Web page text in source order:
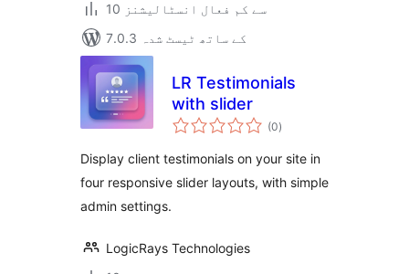
10 سے کم فعال انسٹالیشنز
7.0.3 کے ساتھ ٹیسٹ شدہ
LR Testimonials
with slider
(0مجموعی
درجہ
)
Display client testimonials on your site in
four responsive slider layouts, with simple
admin settings.
LogicRays Technologies